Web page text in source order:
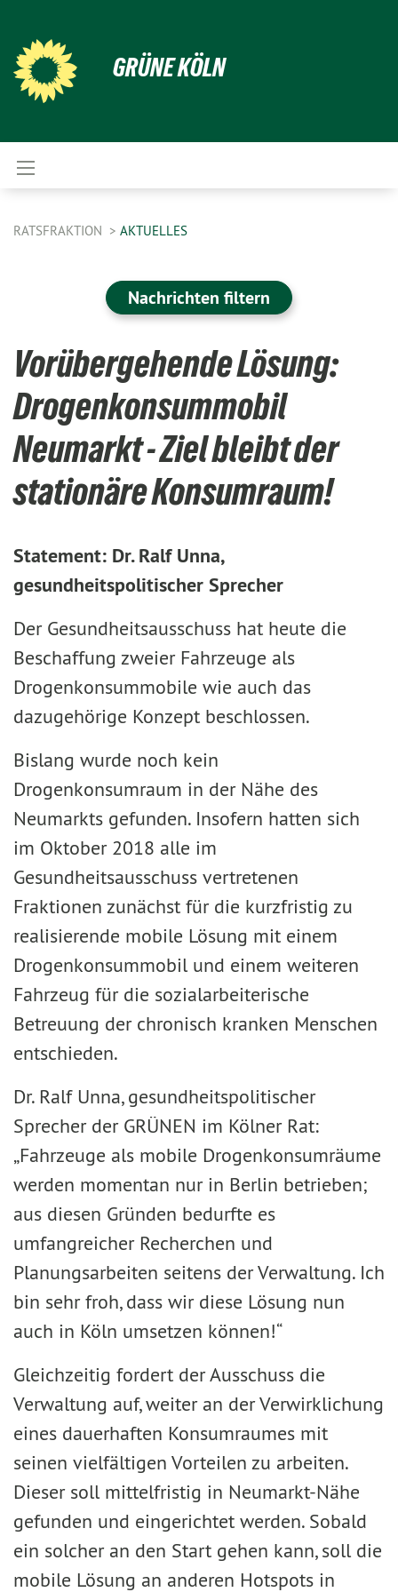
GRÜNE KÖLN
RATSFRAKTION AKTUELLES
Nachrichten filtern
Vorübergehende Lösung:
Drogenkonsummobil
Neumarkt - Ziel bleibt der
stationäre Konsumraum!
Statement: Dr. Ralf Unna,
gesundheitspolitischer Sprecher
Der Gesundheitsausschuss hat heute die
Beschaffung zweier Fahrzeuge als
Drogenkonsummobile wie auch das
dazugehörige Konzept beschlossen.
Bislang wurde noch kein
Drogenkonsumraum in der Nähe des
Neumarkts gefunden. Insofern hatten sich
im Oktober 2018 alle im
Gesundheitsausschuss vertretenen
Fraktionen zunächst für die kurzfristig zu
realisierende mobile Lösung mit einem
Drogenkonsummobil und einem weiteren
Fahrzeug für die sozialarbeiterische
Betreuung der chronisch kranken Menschen
entschieden.
Dr. Ralf Unna, gesundheitspolitischer
Sprecher der GRÜNEN im Kölner Rat:
„Fahrzeuge als mobile Drogenkonsumräume
werden momentan nur in Berlin betrieben;
aus diesen Gründen bedurfte es
umfangreicher Recherchen und
Planungsarbeiten seitens der Verwaltung. Ich
bin sehr froh, dass wir diese Lösung nun
auch in Köln umsetzen können!“
Gleichzeitig fordert der Ausschuss die
Verwaltung auf, weiter an der Verwirklichung
eines dauerhaften Konsumraumes mit
seinen vielfältigen Vorteilen zu arbeiten.
Dieser soll mittelfristig in Neumarkt-Nähe
gefunden und eingerichtet werden. Sobald
ein solcher an den Start gehen kann, soll die
mobile Lösung an anderen Hotspots in